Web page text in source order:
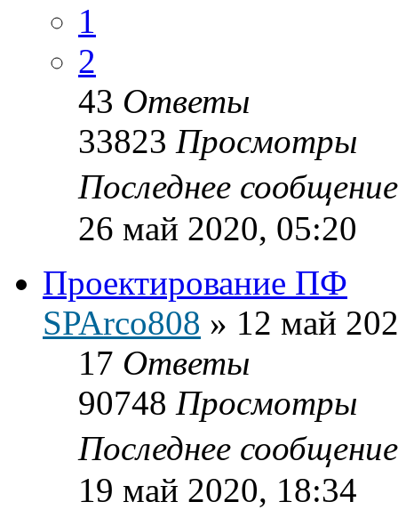
1
2
43 Ответы
33823 Просмотры
Последнее
26 май 2020, 05:20
Проектирование ПФ
SPArco808 » 12 май
17 Ответы
90748 Просмотры
Последнее
19 май 2020, 18:34